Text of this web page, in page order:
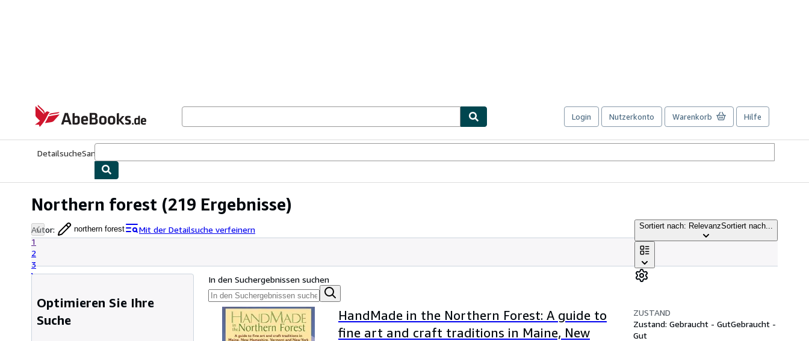
AbeBooks.de
Login Nutzerkonto Warenkorb Hilfe
DetailsucheSammlungen
Northern forest (219 Ergebnisse)
Autor: northern forest
Mit der Detailsuche verfeinern
1
2
3
Sortiert nach: RelevanzSortiert nach...
Optimieren Sie Ihre
Suche
In den Suchergebnissen suchen
HandMade in the Northern Forest: A guide to
fine art and craft traditions in Maine, New
ZUSTAND
Zustand: Gebraucht - GutGebraucht -
Gut